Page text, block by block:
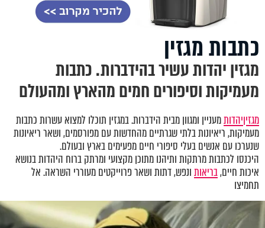
כתבות מגזין
מגזין יהדות עשיר בהידברות. כתבות
מעמיקות וסיפורים חמים מהארץ ומהעולם
מגזיןיהדותמעניין ומגוון מבית הידברות. במגזין תוכלו למצוא עשרות כתבות
מעמיקות, ריאיונות בלתי שגרתיים מהחדשות עם מפורסמים, ושאר ריאיונות
שנערכו עם אנשים בעלי סיפורי חיים מפעימים בארץ ובעולם.
היכנסו לכתבות מרתקות ותיהנו מתוכן מקצועי ומרתק ברוח היהדות בנושא
איכות חיים,בריאותונפש, דתות ושאר פרוייקטים מעוררי השראה. אל
תחמיצו